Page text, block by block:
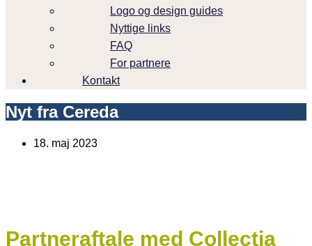
Logo og design guides
Nyttige links
FAQ
For partnere
Kontakt
Nyt fra Cereda
18. maj 2023
Partneraftale med Collectia